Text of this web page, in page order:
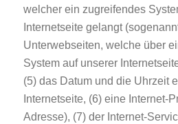
welcher ein zugreifendes
Internetseite gelangt
Unterwebseiten, welche über
System auf unserer
(5) das Datum und die Uhrzeit
Internetseite, (6) eine Internet-
Adresse), (7) der Internet-